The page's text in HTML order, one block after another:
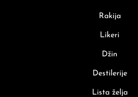
Rakija
Likeri
Džin
Destilerije
Lista želja